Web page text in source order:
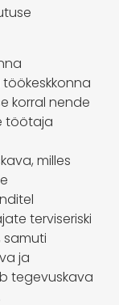
korral nende
töötaja
milles
terviseriski
samuti
ja
tegevuskava